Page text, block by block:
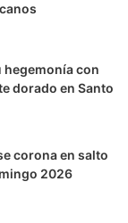
con
dorado en Santo
corona en salto
2026